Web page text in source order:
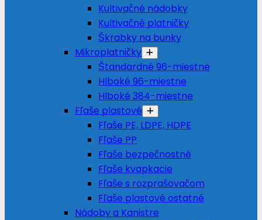
Kultivačné nádobky
Kultivačné platničky
Škrabky na bunky
Mikroplatničky
Štandardné 96-miestne
Hlboké 96-miestne
Hlboké 384-miestne
Fľaše plastové
Fľaše PE, LDPE, HDPE
Fľaše PP
Fľaše bezpečnostné
Fľaše kvapkacie
Fľaše s rozprašovačom
Fľaše plastové ostatné
Nádoby a Kanistre